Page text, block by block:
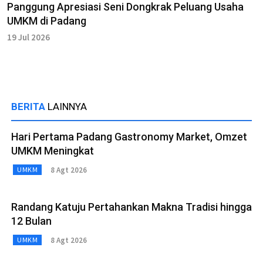
Panggung Apresiasi Seni Dongkrak Peluang Usaha
UMKM di Padang
19 Jul 2026
BERITA LAINNYA
Hari Pertama Padang Gastronomy Market, Omzet
UMKM Meningkat
UMKM 8 Agt 2026
Randang Katuju Pertahankan Makna Tradisi hingga
12 Bulan
UMKM 8 Agt 2026